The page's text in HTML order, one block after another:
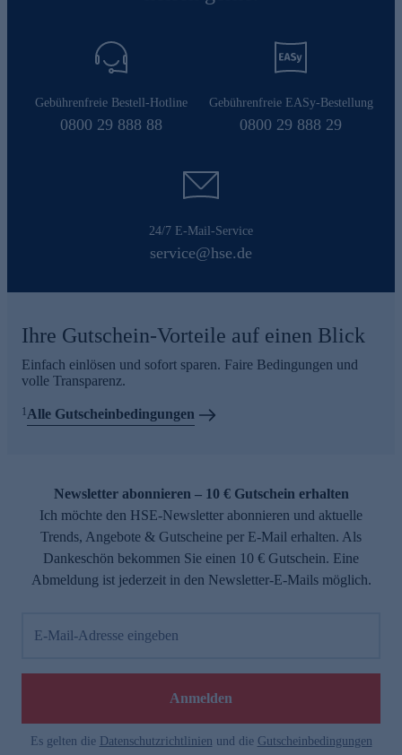
Gebührenfreie Bestell-Hotline
0800 29 888 88
Gebührenfreie EASy-Bestellung
0800 29 888 29
24/7 E-Mail-Service
service@hse.de
Ihre Gutschein-Vorteile auf einen Blick
Einfach einlösen und sofort sparen. Faire Bedingungen und
volle Transparenz.
1 Alle Gutscheinbedingungen
Newsletter abonnieren – 10 € Gutschein erhalten
Ich möchte den HSE-Newsletter abonnieren und aktuelle
Trends, Angebote & Gutscheine per E-Mail erhalten. Als
Dankeschön bekommen Sie einen 10 € Gutschein. Eine
Abmeldung ist jederzeit in den Newsletter-E-Mails möglich.
E-Mail-Adresse eingeben
Anmelden
Es gelten die Datenschutzrichtlinien und die Gutscheinbedingungen